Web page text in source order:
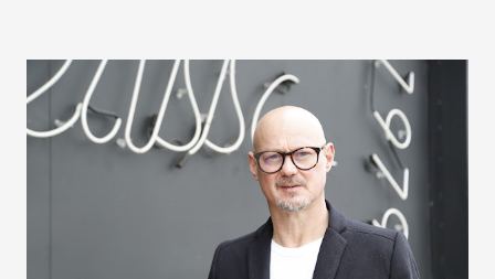
Na programação, espaço para expositores, palestras e
mesas redondas, que apresentam cases bem-sucedidos dos
setores público e privado relacionados ao tema da edição
de 2024, que tem como propósito inspirar os profissionais
e fomentar práticas de estímulo à saúde integral (corpo,
mente e espírito). As inscrições estão abertas e podem ser
feitas pelo e-inscricao.com/abrhceara/forumsaude . Para